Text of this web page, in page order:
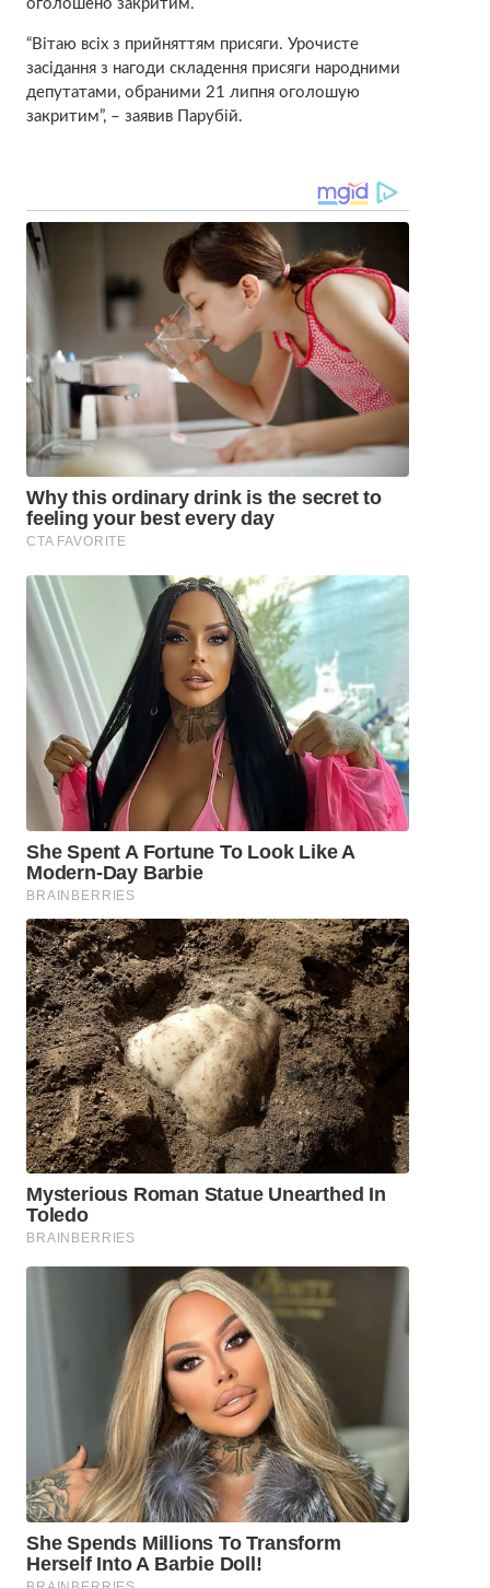
оголошено закритим.
“Вітаю всіх з прийняттям присяги. Урочисте
засідання з нагоди складення присяги народними
депутатами, обраними 21 липня оголошую
закритим”, – заявив Парубій.